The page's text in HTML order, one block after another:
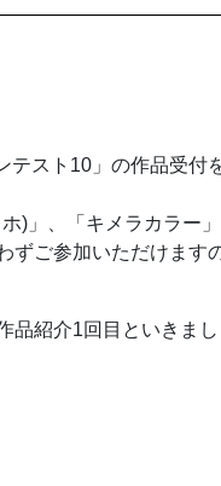
スト10」の作品受付
)」、「キメラカラー
ずご参加いただけます
紹介1回目といきまし